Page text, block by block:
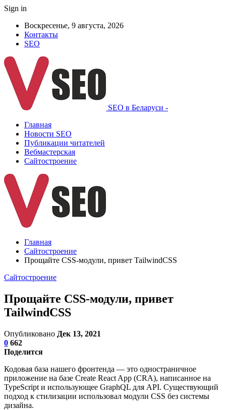
Sign in
Воскресенье, 9 августа, 2026
Контакты
SEO
SEO в Беларуси -
Главная
Новости SEO
Публикации читателей
Вебмастерская
Сайтостроение
Главная
Сайтостроение
Прощайте CSS-модули, привет TailwindCSS
Сайтостроение
Прощайте CSS-модули, привет
TailwindCSS
Опубликовано Дек 13, 2021
0 662
Поделится
Кодовая база нашего фронтенда — это одностраничное
приложение на базе Create React App (CRA), написанное на
TypeScript и использующее GraphQL для API. Существующий
подход к стилизации использовал модули CSS без системы
дизайна.